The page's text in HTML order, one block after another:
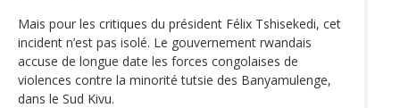
Mais pour les critiques du président Félix Tshisekedi, cet
incident n’est pas isolé. Le gouvernement rwandais
accuse de longue date les forces congolaises de
violences contre la minorité tutsie des Banyamulenge,
dans le Sud Kivu.